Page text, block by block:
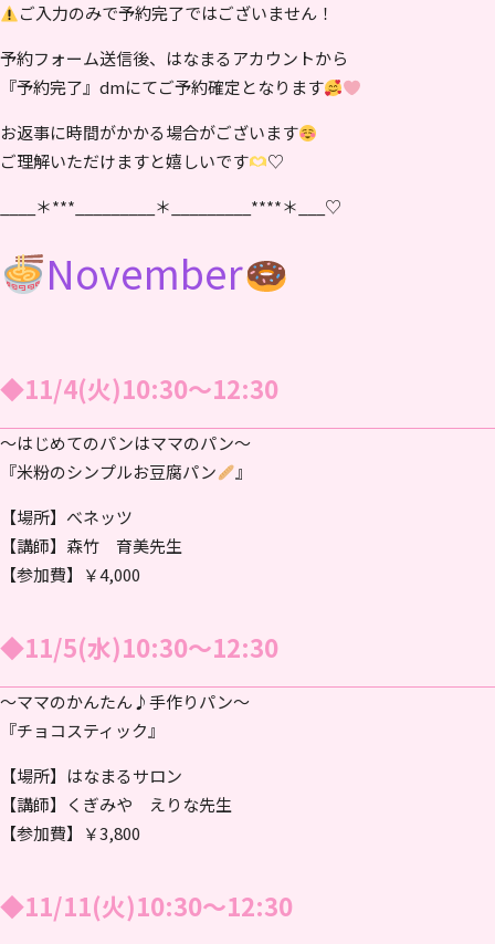
ご入力のみで予約完了ではございません！
予約フォーム送信後、はなまるアカウントから
『予約完了』dmにてご予約確定となります
お返事に時間がかかる場合がございます
ご理解いただけますと嬉しいです
♡
____＊***_________＊_________****＊___♡
November
◆11/4(火)10:30〜12:30
～はじめてのパンはママのパン～
『米粉のシンプルお豆腐パン
』
【場所】べネッツ
【講師】森竹 育美先生
【参加費】￥4,000
◆11/5(水)10:30～12:30
～ママのかんたん♪手作りパン～
『チョコスティック』
【場所】はなまるサロン
【講師】くぎみや えりな先生
【参加費】￥3,800
◆11/11(火)10:30～12:30